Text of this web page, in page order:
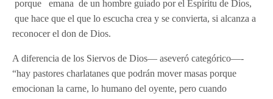
porque emana de un hombre guiado por el Espíritu de Dios,
que hace que el que lo escucha crea y se convierta, si alcanza a
reconocer el don de Dios.
A diferencia de los Siervos de Dios— aseveró categórico—-
“hay pastores charlatanes que podrán mover masas porque
emocionan la carne, lo humano del oyente, pero cuando